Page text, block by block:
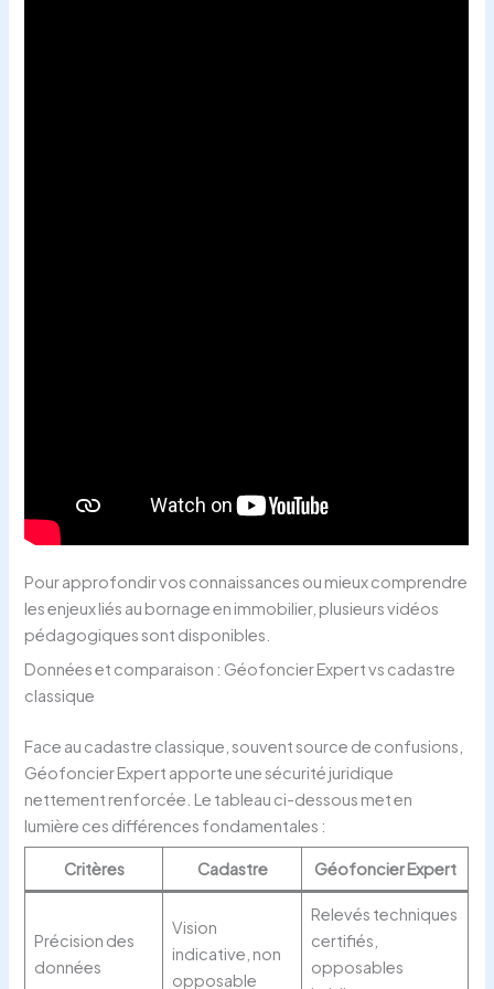
Pour approfondir vos connaissances ou mieux comprendre
les enjeux liés au bornage en immobilier, plusieurs vidéos
pédagogiques sont disponibles.
Données et comparaison : Géofoncier Expert vs cadastre
classique
Face au cadastre classique, souvent source de confusions,
Géofoncier Expert apporte une sécurité juridique
nettement renforcée. Le tableau ci-dessous met en
lumière ces différences fondamentales :
Critères Cadastre Géofoncier Expert
Précision des
données
Vision
indicative, non
opposable
Relevés techniques
certifiés,
opposables